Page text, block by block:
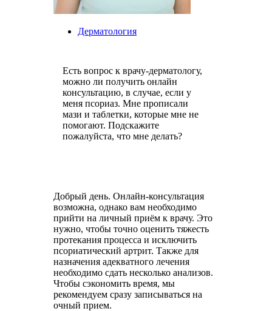
Дерматология
Есть вопрос к врачу-дерматологу,
можно ли получить онлайн
консультацию, в случае, если у
меня псориаз. Мне прописали
мази и таблетки, которые мне не
помогают. Подскажите
пожалуйста, что мне делать?
Добрый день. Онлайн-консультация
возможна, однако вам необходимо
прийти на личный приём к врачу. Это
нужно, чтобы точно оценить тяжесть
протекания процесса и исключить
псориатический артрит. Также для
назначения адекватного лечения
необходимо сдать несколько анализов.
Чтобы сэкономить время, мы
рекомендуем сразу записываться на
очный прием.